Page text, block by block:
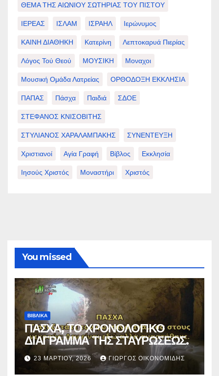
ΘΕΜΑ ΤΗΣ ΑΙΩΝΙΟΥ ΣΩΤΗΡΙΑΣ ΤΟΥ ΠΙΣΤΟΥ
ΙΕΡΕΑΣ ΙΣΛΑΜ ΙΣΡΑΗΛ Ιερώνυμος
ΚΑΙΝΗ ΔΙΑΘΗΚΗ Κατερίνη Λεπτοκαρυά Πιερίας
Λόγος Τού Θεού ΜΟΥΣΙΚΗ Μοναχοι
Μουσική Ομάδα Λατρείας ΟΡΘΟΔΟΞΗ ΕΚΚΛΗΣΙΑ
ΠΑΠΑΣ Πάσχα Παιδιά ΣΔΟΕ
ΣΤΕΦΑΝΟΣ ΚΝΙΣΟΒΙΤΗΣ
ΣΤΥΛΙΑΝΟΣ ΧΑΡΑΛΑΜΠΑΚΗΣ ΣΥΝΕΝΤΕΥΞΗ
Χριστιανοί Αγία Γραφή Βίβλος Εκκλησία
Ιησούς Χριστός Μοναστήρι Χριστός
You missed
ΒΙΒΛΙΚΑ
ΠΑΣΧΑ, ΤΟ ΧΡΟΝΟΛΟΓΙΚΟ
ΔΙΑΓΡΑΜΜΑ ΤΗΣ ΣΤΑΥΡΩΣΕΩΣ.
23 ΜΑΡΤΊΟΥ, 2026 ΓΙΏΡΓΟΣ ΟΙΚΟΝΟΜΊΔΗΣ